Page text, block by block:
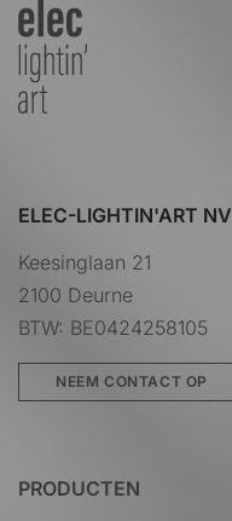
ELEC-LIGHTIN'ART NV
Keesinglaan 21
2100 Deurne
BTW: BE0424258105
NEEM CONTACT OP
PRODUCTEN